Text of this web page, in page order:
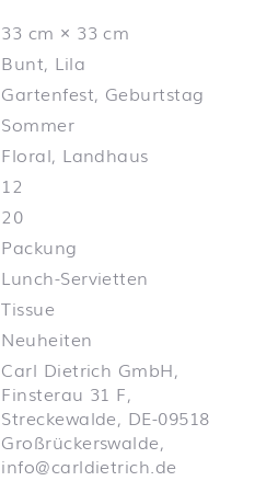
33 cm × 33 cm
Bunt, Lila
Gartenfest, Geburtstag
Sommer
Floral, Landhaus
12
20
Packung
Lunch-Servietten
Tissue
Neuheiten
Carl Dietrich GmbH,
Finsterau 31 F,
Streckewalde, DE-09518
Großrückerswalde,
info@carldietrich.de